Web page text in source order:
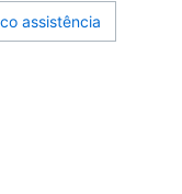
assistência